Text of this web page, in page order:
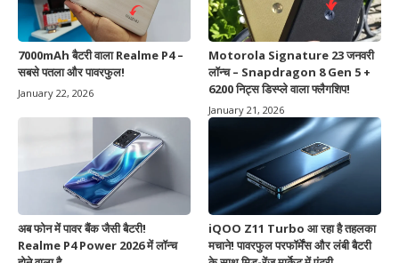
7000mAh बैटरी वाला Realme P4 –
सबसे पतला और पावरफुल!
January 22, 2026
Motorola Signature 23 जनवरी
लॉन्च – Snapdragon 8 Gen 5 +
6200 निट्स डिस्प्ले वाला फ्लैगशिप!
January 21, 2026
अब फोन में पावर बैंक जैसी बैटरी!
Realme P4 Power 2026 में लॉन्च
iQOO Z11 Turbo आ रहा है तहलका
मचाने! पावरफुल परफॉर्मेंस और लंबी बैटरी